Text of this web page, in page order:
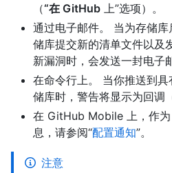
（“在 GitHub 上”选项）。
通过电子邮件。 当为存储
储库提交新的清单文件以及
新漏洞时，会发送一封电子
在命令行上。 当你推送到
储库时，警告将显示为回调
在 GitHub Mobile 上，作
息，请参阅“配置通知”。
注意